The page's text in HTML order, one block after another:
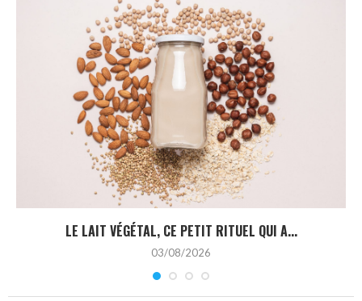
LE LAIT VÉGÉTAL, CE PETIT RITUEL QUI A...
03/08/2026